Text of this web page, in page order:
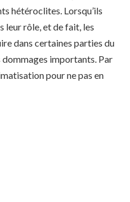
hétéroclites. Lorsqu’ils
leur rôle, et de fait, les
dans certaines parties du
dommages importants. Par
pour ne pas en